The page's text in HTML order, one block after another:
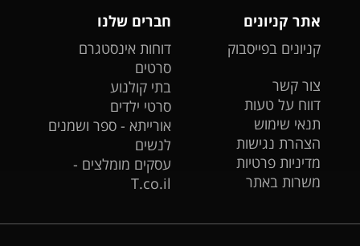
אתר קניונים
קניונים בפייסבוק
צור קשר
דווח על טעות
תנאי שימוש
הצהרת נגישות
מדיניות פרטיות
משרות באתר
חברים שלנו
דוחות אינסטגרם
סרטים
בתי קולנוע
סרטי ילדים
אורייתא - ספר ושמנים
לנשים
עסקים מומלצים -
T.co.il